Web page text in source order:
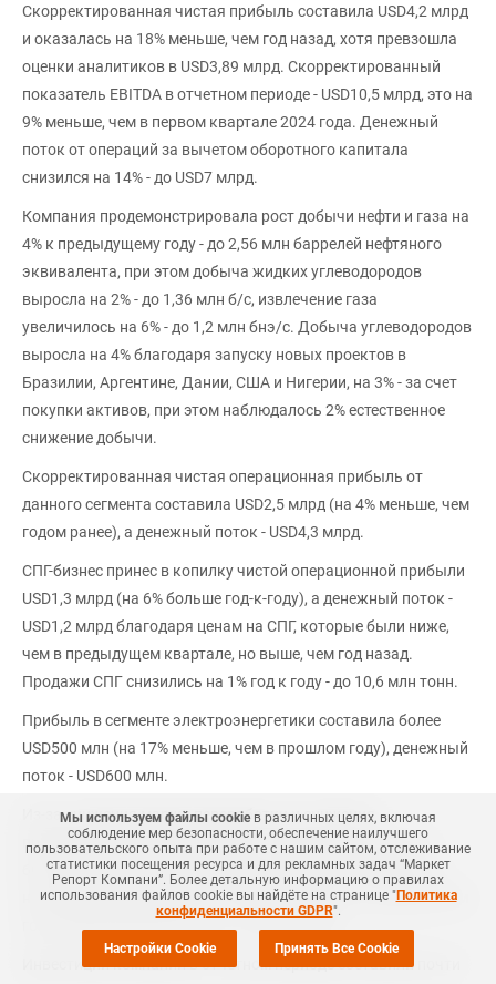
Скорректированная чистая прибыль составила USD4,2 млрд
и оказалась на 18% меньше, чем год назад, хотя превзошла
оценки аналитиков в USD3,89 млрд. Скорректированный
показатель EBITDA в отчетном периоде - USD10,5 млрд, это на
9% меньше, чем в первом квартале 2024 года. Денежный
поток от операций за вычетом оборотного капитала
снизился на 14% - до USD7 млрд.
Компания продемонстрировала рост добычи нефти и газа на
4% к предыдущему году - до 2,56 млн баррелей нефтяного
эквивалента, при этом добыча жидких углеводородов
выросла на 2% - до 1,36 млн б/с, извлечение газа
увеличилось на 6% - до 1,2 млн бнэ/с. Добыча углеводородов
выросла на 4% благодаря запуску новых проектов в
Бразилии, Аргентине, Дании, США и Нигерии, на 3% - за счет
покупки активов, при этом наблюдалось 2% естественное
снижение добычи.
Скорректированная чистая операционная прибыль от
данного сегмента составила USD2,5 млрд (на 4% меньше, чем
годом ранее), а денежный поток - USD4,3 млрд.
СПГ-бизнес принес в копилку чистой операционной прибыли
USD1,3 млрд (на 6% больше год-к-году), а денежный поток -
USD1,2 млрд благодаря ценам на СПГ, которые были ниже,
чем в предыдущем квартале, но выше, чем год назад.
Продажи СПГ снизились на 1% год к году - до 10,6 млн тонн.
Прибыль в сегменте электроэнергетики составила более
USD500 млн (на 17% меньше, чем в прошлом году), денежный
поток - USD600 млн.
Из-за снижения маржи переработки и снижения
прибыльности нефтехимического бизнеса и сегмента по
биотопливу в Европе финансовые показатели оказались
ниже ожиданий: прибыль в USD0,3 млрд (на 70% меньше, чем
год назад) и денежный поток - USD1,1 млрд.
Инвестиции компании в отчетном периоде составили почти
Мы используем файлы cookieв различных целях, включая
соблюдение мер безопасности, обеспечение наилучшего
пользовательского опыта при работе с нашим сайтом, отслеживание
статистики посещения ресурса и для рекламных задач “Маркет
Репорт Компани”. Более детальную информацию о правилах
использования файлов cookie вы найдёте на странице "Политика
конфиденциальности GDPR".
Настройки Cookie Принять Все Cookie